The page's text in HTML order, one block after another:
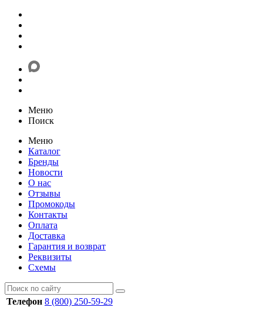
Меню
Поиск
Меню
Каталог
Бренды
Новости
О нас
Отзывы
Промокоды
Контакты
Оплата
Доставка
Гарантия и возврат
Реквизиты
Схемы
Телефон 8 (800) 250-59-29